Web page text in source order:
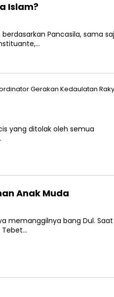
Islam?
Pancasila, sama
yang ditolak oleh semua
Anak Muda
memanggilnya bang Dul. Saat
Tebet…